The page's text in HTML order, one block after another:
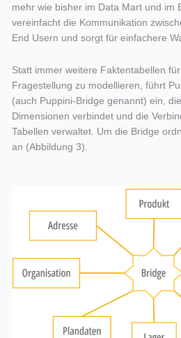
mehr wie bisher im Data Mart und im
vereinfacht die Kommunikation
End Usern und sorgt für einfachere
Statt immer weitere Faktentabellen
Fragestellung zu modellieren, führt
(auch Puppini-Bridge genannt) ein,
Dimensionen verbindet und die
Tabellen verwaltet. Um die Bridge
an (Abbildung 3).